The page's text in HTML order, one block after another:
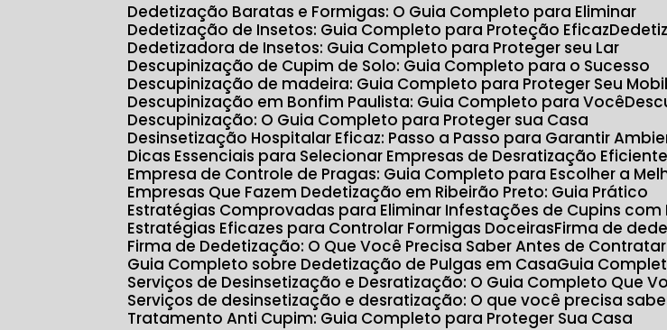
Dedetização Baratas e Formigas: O Guia Completo para Eliminar
Dedetização de Insetos: Guia Completo para Proteção Eficaz
Dedetizadora de Insetos: Guia Completo para Proteger seu Lar
Descupinização de Cupim de Solo: Guia Completo para o Sucesso
Descupinização de madeira: Guia Completo para Proteger Seu
Descupinização em Bonfim Paulista: Guia Completo para Você
Descupinização: O Guia Completo para Proteger sua Casa
Desinsetização Hospitalar Eficaz: Passo a Passo para Garantir
Dicas Essenciais para Selecionar Empresas de Desratização
Empresa de Controle de Pragas: Guia Completo para Escolher a
Empresas Que Fazem Dedetização em Ribeirão Preto: Guia Prático
Estratégias Comprovadas para Eliminar Infestações de Cupins com
Estratégias Eficazes para Controlar Formigas Doceiras Firma de
Firma de Dedetização: O Que Você Precisa Saber Antes de Contratar
Guia Completo sobre Dedetização de Pulgas em Casa
Guia
Serviços de Desinsetização e Desratização: O Guia Completo Que
Serviços de desinsetização e desratização: O que você precisa
Tratamento Anti Cupim: Guia Completo para Proteger Sua Casa